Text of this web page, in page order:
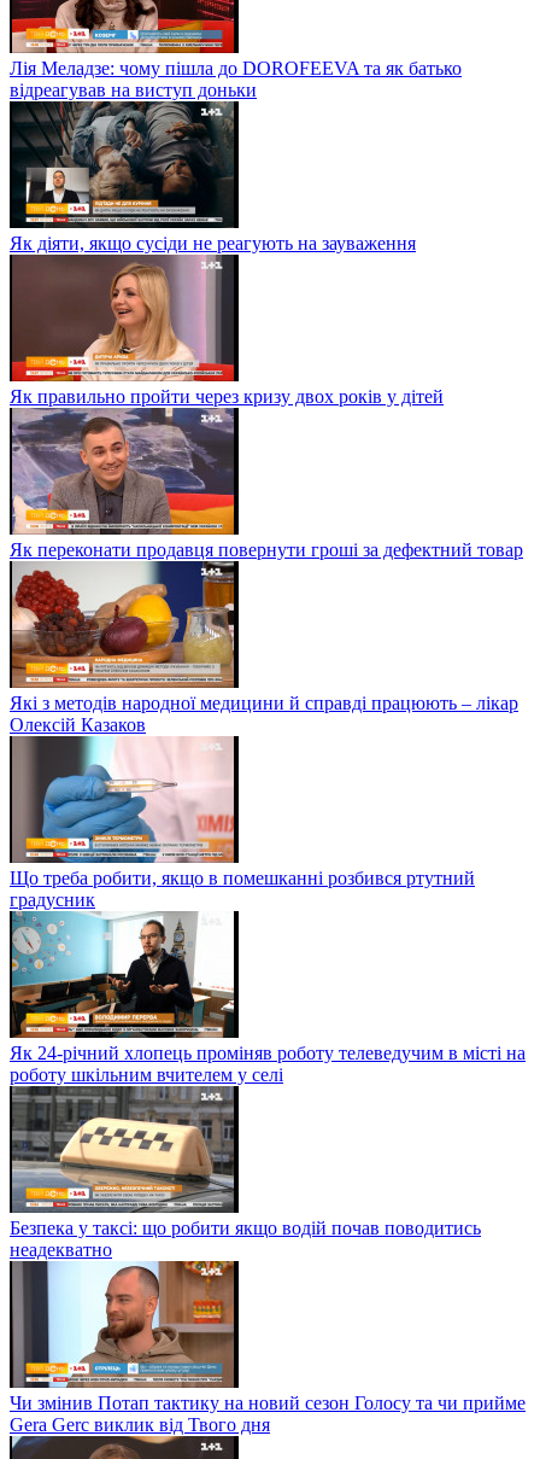
Лія Меладзе: чому пішла до DOROFEEVA та як батько
відреагував на виступ доньки
Як діяти, якщо сусіди не реагують на зауваження
Як правильно пройти через кризу двох років у дітей
Як переконати продавця повернути гроші за дефектний товар
Які з методів народної медицини й справді працюють – лікар
Олексій Казаков
Що треба робити, якщо в помешканні розбився ртутний
градусник
Як 24-річний хлопець проміняв роботу телеведучим в місті на
роботу шкільним вчителем у селі
Безпека у таксі: що робити якщо водій почав поводитись
неадекватно
Чи змінив Потап тактику на новий сезон Голосу та чи прийме
Gera Gerc виклик від Твого дня